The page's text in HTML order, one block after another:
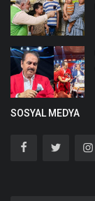
SOSYAL MEDYA